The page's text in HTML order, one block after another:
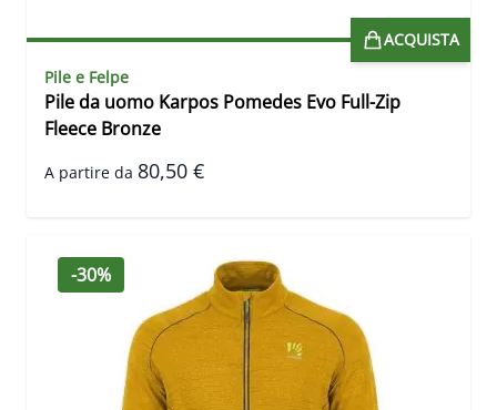
ACQUISTA
Pile e Felpe
Pile da uomo Karpos Pomedes Evo Full-Zip
Fleece Bronze
A partire da 80,50 €
-30%